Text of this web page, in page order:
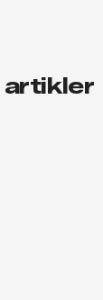
artikler